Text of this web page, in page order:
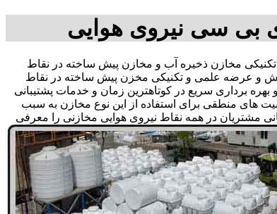
بی سی نیروی هوایی
مخازن ذخیره آب و مخازن پیش ساخته در نقاط
و عرضه علمی و تکنیکی مخزن پیش ساخته در نقاط
برداری سریع در کوتاهترین زمان و خدمات پشتیبانی
های منطقی برای استفاده از این نوع مخازن به سبب
مشتریان در همه نقاط نیروی هوایی مخازنی را معرفی